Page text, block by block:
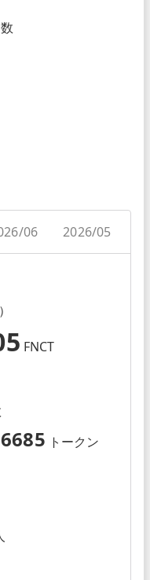
06 2026/05
FNCT
トークン